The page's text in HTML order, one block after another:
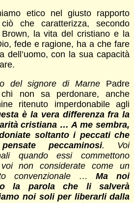
etico nel giusto rapporto
che caratterizza, secondo
la vita del cristiano e la
fede e ragione, ha a che fare
dell’uomo, con la sua capacità
del signore di Marne Padre
non sa perdonare, anche
ritenuto imperdonabile agli
è la vera differenza fra la
cristiana … A me sembra,
soltanto i peccati che
peccaminosi. Voi
quando essi commettono
non considerate come un
convenzionale …Ma noi
la parola che li salverà
noi soli per liberarli dalla